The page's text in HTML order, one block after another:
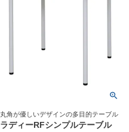
丸角が優しいデザインの多目的テーブル
ラディーRFシンプルテーブル